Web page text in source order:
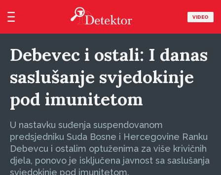
VIDEO
Debevec i ostali: I danas
saslušanje svjedokinje
pod imunitetom
U nastavku suđenja suspendovanom
predsjedniku Suda Bosne i Hercegovine Ranku
Debevcu i ostalim optuženima za više krivičnih
djela, ponovo je isključena javnost sa saslušanja
svjedokinje pod imunitetom.